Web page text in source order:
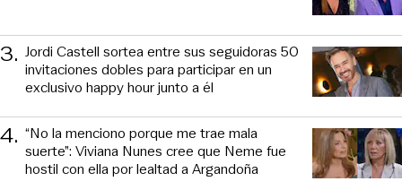
3. Jordi Castell sortea entre sus seguidoras 50
invitaciones dobles para participar en un
exclusivo happy hour junto a él
4. “No la menciono porque me trae mala
suerte”: Viviana Nunes cree que Neme fue
hostil con ella por lealtad a Argandoña